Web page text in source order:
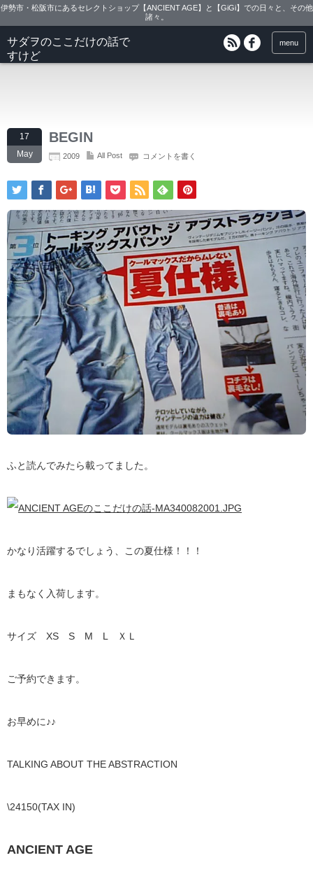
伊勢市・松阪市にあるセレクトショップ【ANCIENT AGE】と【GiGi】での日々と、その他
諸々。
サダヲのここだけの話で
すけど
menu
17
May
BEGIN
2009 All Post コメントを書く
ふと読んでみたら載ってました。
かなり活躍するでしょう、この夏仕様！！！
まもなく入荷します。
サイズ XS S M L ＸＬ
ご予約できます。
お早めに♪♪
TALKING ABOUT THE ABSTRACTION
\24150(TAX IN)
ANCIENT AGE